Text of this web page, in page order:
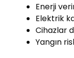
Enerji
Elektrik
Cihazlar
Yangın